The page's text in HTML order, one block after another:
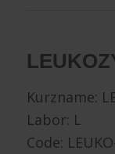
Kurzname:
Labor: L
Code: